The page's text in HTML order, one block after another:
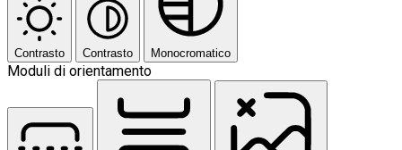
Contrasto Contrasto Monocromatico
Moduli di orientamento